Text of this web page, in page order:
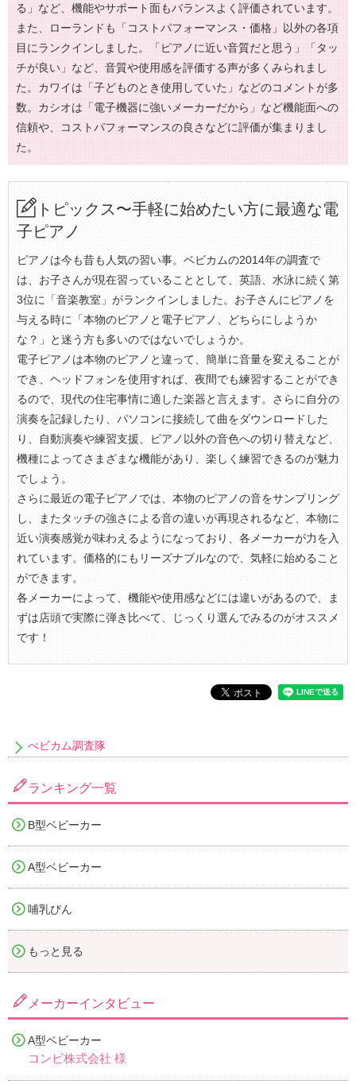
る」など、機能やサポート面もバランスよく評価されています。
また、ローランドも「コストパフォーマンス・価格」以外の各項
目にランクインしました。「ピアノに近い音質だと思う」「タッ
チが良い」など、音質や使用感を評価する声が多くみられまし
た。カワイは「子どものとき使用していた」などのコメントが多
数。カシオは「電子機器に強いメーカーだから」など機能面への
信頼や、コストパフォーマンスの良さなどに評価が集まりまし
た。
トピックス〜手軽に始めたい方に最適な電
子ピアノ
ピアノは今も昔も人気の習い事。ベビカムの2014年の調査で
は、お子さんが現在習っていることとして、英語、水泳に続く第
3位に「音楽教室」がランクインしました。お子さんにピアノを
与える時に「本物のピアノと電子ピアノ、どちらにしようか
な？」と迷う方も多いのではないでしょうか。
電子ピアノは本物のピアノと違って、簡単に音量を変えることが
でき、ヘッドフォンを使用すれば、夜間でも練習することができ
るので、現代の住宅事情に適した楽器と言えます。さらに自分の
演奏を記録したり、パソコンに接続して曲をダウンロードした
り、自動演奏や練習支援、ピアノ以外の音色への切り替えなど、
機種によってさまざまな機能があり、楽しく練習できるのが魅力
でしょう。
さらに最近の電子ピアノでは、本物のピアノの音をサンプリング
し、またタッチの強さによる音の違いが再現されるなど、本物に
近い演奏感覚が味わえるようになっており、各メーカーが力を入
れています。価格的にもリーズナブルなので、気軽に始めること
ができます。
各メーカーによって、機能や使用感などには違いがあるので、ま
ずは店頭で実際に弾き比べて、じっくり選んでみるのがオススメ
です！
べビカム調査隊
ランキング一覧
B型ベビーカー
A型ベビーカー
哺乳びん
もっと見る
メーカーインタビュー
A型ベビーカー
コンビ株式会社 様